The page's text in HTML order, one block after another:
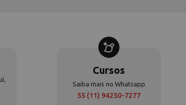
Cursos
Saiba mais no Whatsapp
55 (11) 94250-7277